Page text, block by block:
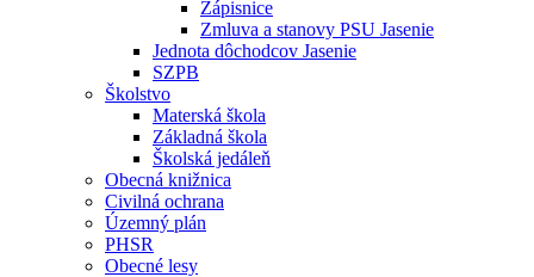
Zápisnice
Zmluva a stanovy PSU Jasenie
Jednota dôchodcov Jasenie
SZPB
Školstvo
Materská škola
Základná škola
Školská jedáleň
Obecná knižnica
Civilná ochrana
Územný plán
PHSR
Obecné lesy